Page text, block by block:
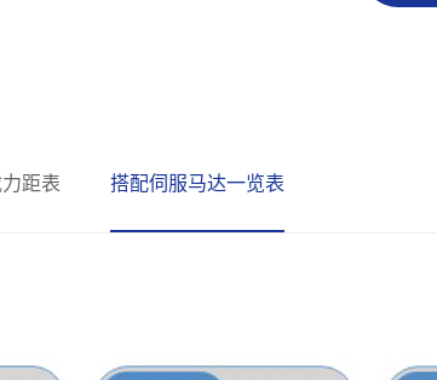
距表 搭配伺服马达一览表